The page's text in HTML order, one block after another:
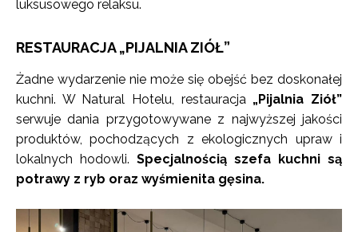
luksusowego relaksu.
RESTAURACJA „PIJALNIA ZIÓŁ”
Żadne wydarzenie nie może się obejść bez doskonałej
kuchni. W Natural Hotelu, restauracja„Pijalnia Ziół”
serwuje dania przygotowywane z najwyższej jakości
produktów, pochodzących z ekologicznych upraw i
lokalnych hodowli. Specjalnością szefa kuchni są
potrawy z ryb oraz wyśmienita gęsina.